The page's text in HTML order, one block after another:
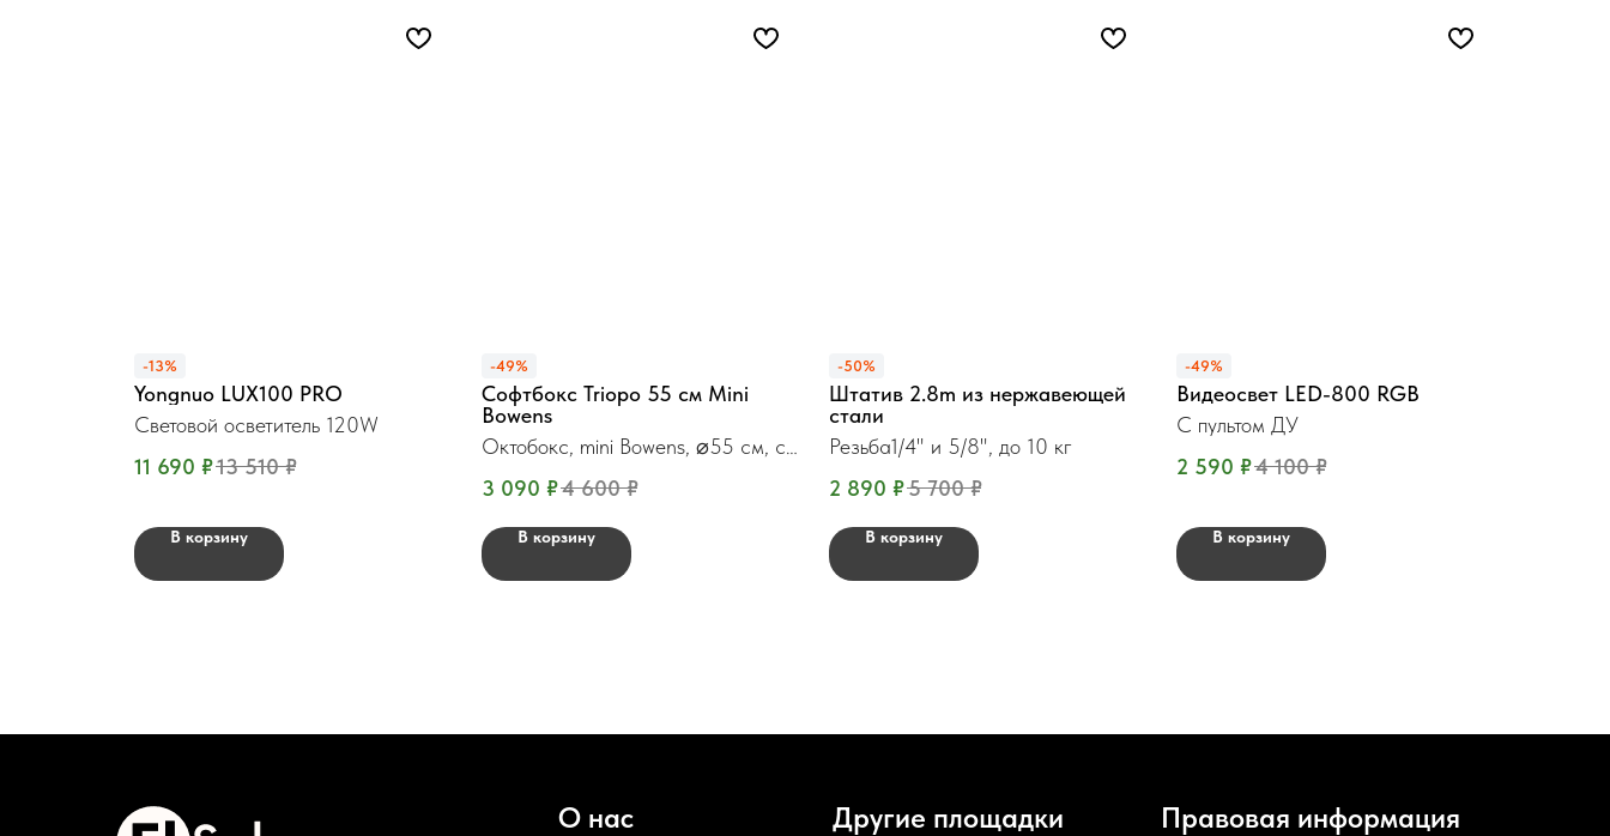
-13%
Yongnuo LUX100 PRO
Световой осветитель 120W
11 690 ₽13 510 ₽
В корзину
-49%
Софтбокс Triopo 55 см Mini
Bowens
Октобокс, mini Bowens, ⌀55 см, с
3 090 ₽4 600 ₽
В корзину
-50%
Штатив 2.8m из нержавеющей
стали
Резьба1/4" и 5/8", до 10 кг
2 890 ₽5 700 ₽
В корзину
-49%
Видеосвет LED-800 RGB
С пультом ДУ
2 590 ₽4 100 ₽
В корзину
Правовая информация
О нас Другие площадки